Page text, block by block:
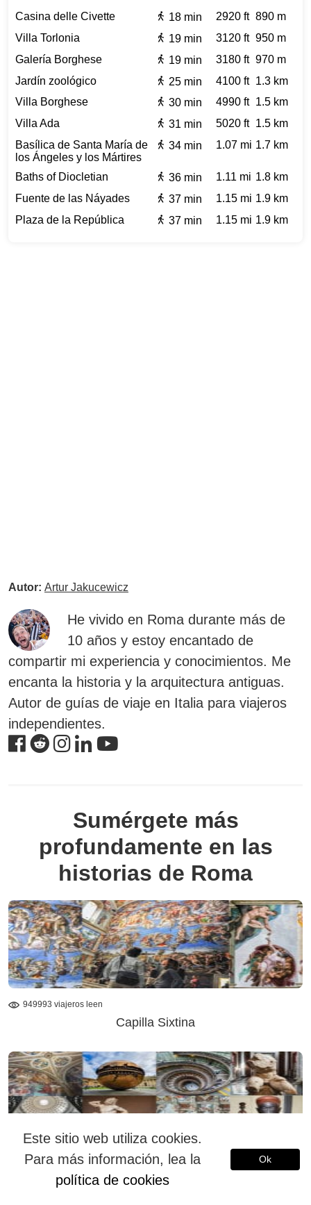
Casina delle Civette 18 min 2920 ft 890 m
Villa Torlonia
19 min 3120 ft 950 m
Galería Borghese
19 min 3180 ft 970 m
Jardín zoológico
25 min 4100 ft
1.3 km
Villa Borghese
30 min 4990 ft
1.5 km
Villa Ada
31 min 5020 ft
1.5 km
Basílica de Santa María de
los Ángeles y los Mártires
34 min 1.07 mi 1.7 km
Baths of Diocletian 36 min 1.11 mi 1.8 km
Fuente de las Náyades
37 min 1.15 mi 1.9 km
Plaza de la República
37 min 1.15 mi 1.9 km
Autor: Artur Jakucewicz
He vivido en Roma durante más de
10 años y estoy encantado de
compartir mi experiencia y conocimientos. Me
encanta la historia y la arquitectura antiguas.
Autor de guías de viaje en Italia para viajeros
independientes.
Sumérgete más
profundamente en las
historias de Roma
949993 viajeros leen
Capilla Sixtina
984564 viajeros leen
Museos Vaticanos
Este sitio web utiliza cookies.
Para más información, lea la
política de cookies
Ok